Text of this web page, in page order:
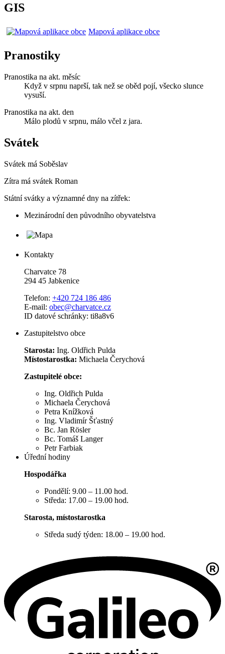
GIS
Mapová aplikace obce
Pranostiky
Pranostika na akt. měsíc
Když v srpnu naprší, tak než se oběd pojí, všecko slunce
vysuší.
Pranostika na akt. den
Málo plodů v srpnu, málo včel z jara.
Svátek
Svátek má Soběslav
Zítra má svátek Roman
Státní svátky a významné dny na zítřek:
Mezinárodní den původního obyvatelstva
Kontakty
Charvatce 78
294 45 Jabkenice
Telefon: +420 724 186 486
E-mail: obec@charvatce.cz
ID datové schránky: ti8a8v6
Zastupitelstvo obce
Starosta: Ing. Oldřich Pulda
Místostarostka: Michaela Čerychová
Zastupitelé obce:
Ing. Oldřich Pulda
Michaela Čerychová
Petra Knížková
Ing. Vladimír Šťastný
Bc. Jan Rösler
Bc. Tomáš Langer
Petr Farbiak
Úřední hodiny
Hospodářka
Pondělí: 9.00 – 11.00 hod.
Středa: 17.00 – 19.00 hod.
Starosta, místostarostka
Středa sudý týden: 18.00 – 19.00 hod.